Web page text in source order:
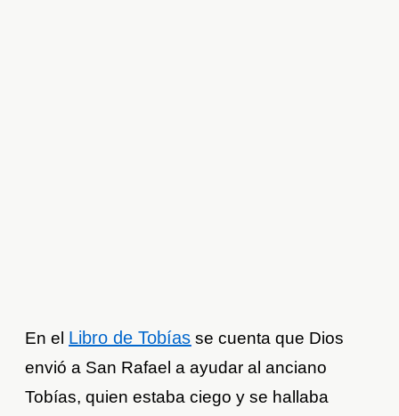
En el Libro de Tobías se cuenta que Dios
envió a San Rafael a ayudar al anciano
Tobías, quien estaba ciego y se hallaba